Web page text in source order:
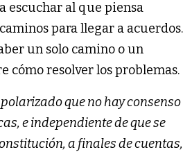
escuchar al que piensa
para llegar a acuerdos.
un solo camino o un
cómo resolver los problemas.
que no hay consenso
e independiente de que se
a finales de cuentas,